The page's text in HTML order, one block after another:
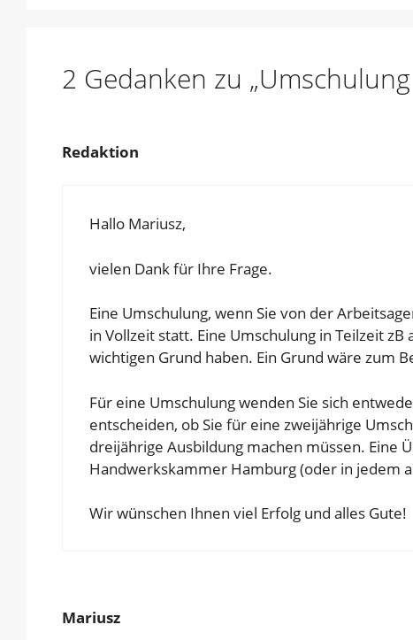
2 Gedanken zu
Redaktion
Hallo Mariusz,
vielen Dank für Ihre Frage.
Eine Umschulung, wenn Sie von der
in Vollzeit statt. Eine Umschulung in Teilzeit
wichtigen Grund haben. Ein Grund wäre zum
Für eine Umschulung wenden Sie sich
entscheiden, ob Sie für eine zweijährige
dreijährige Ausbildung machen müssen. Eine
Handwerkskammer Hamburg (oder in jedem
Wir wünschen Ihnen viel Erfolg und alles Gute!
Mariusz